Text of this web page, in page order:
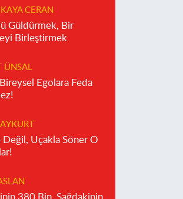
CERAN
Güldürmek, Bir
Birleştirmek
Egolara Feda
Değil, Uçakla Söner O